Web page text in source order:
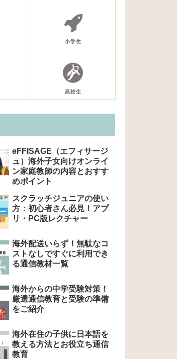
小学生
高校生
eFFISAGE（エフィサージ
ュ）海外子女向けオンライ
ン家庭教師の内容とおすす
めポイント
スクラッチジュニアの使い
方：初心者さん必見！アプ
リ・PC版レクチャー
海外配送いらず！無駄なコ
ストなしですぐに利用でき
る通信教材一覧
海外からの中学受験対策！
厳選通信教育と受験の準備
をご紹介
海外在住の子供に日本語を
教える方法とお役立ち通信
教育